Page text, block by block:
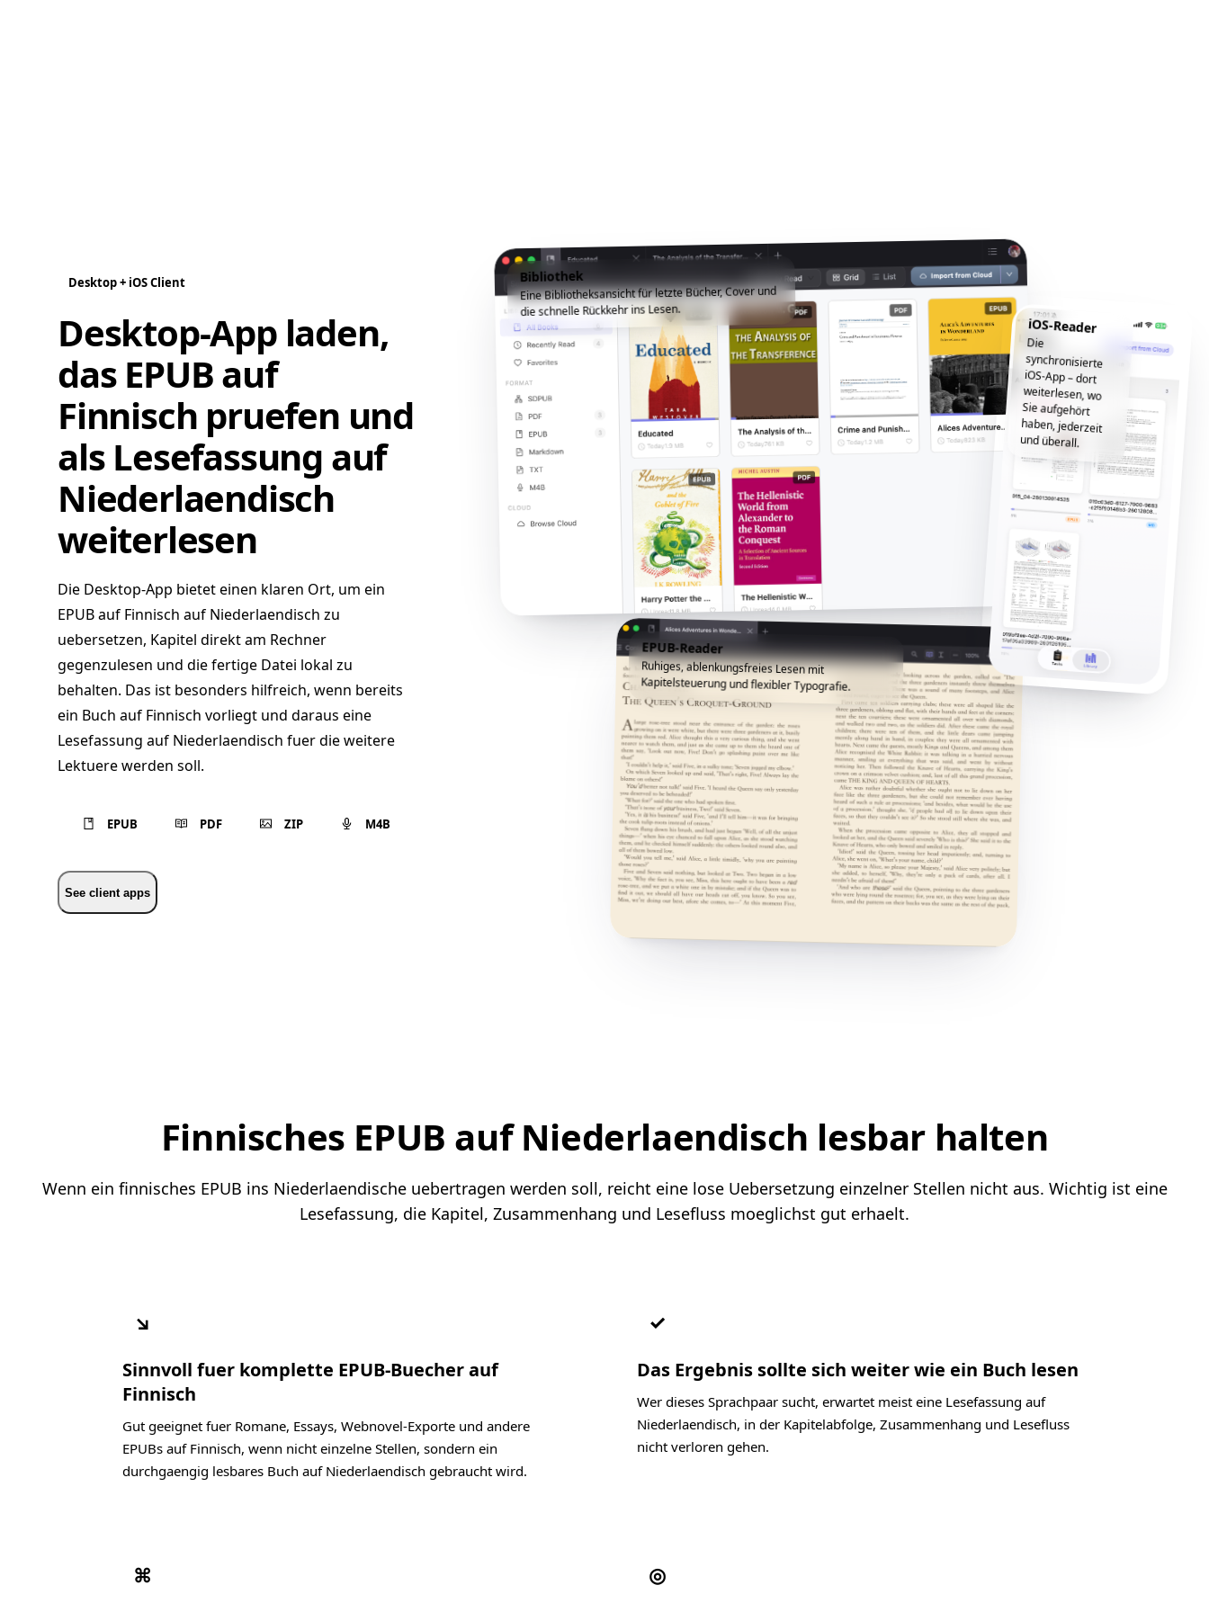
Desktop + iOS Client
Desktop-App laden,
das EPUB auf
Finnisch pruefen und
als Lesefassung auf
Niederlaendisch
weiterlesen
Die Desktop-App bietet einen klaren Ort, um ein
EPUB auf Finnisch auf Niederlaendisch zu
uebersetzen, Kapitel direkt am Rechner
gegenzulesen und die fertige Datei lokal zu
behalten. Das ist besonders hilfreich, wenn bereits
ein Buch auf Finnisch vorliegt und daraus eine
Lesefassung auf Niederlaendisch fuer die weitere
Lektuere werden soll.
EPUB PDF ZIP M4B
See client apps
Bibliothek
Eine Bibliotheksansicht für letzte Bücher, Cover und
die schnelle Rückkehr ins Lesen.
EPUB-Reader
Ruhiges, ablenkungsfreies Lesen mit
Kapitelsteuerung und flexibler Typografie.
iOS-Reader
Die
synchronisierte
iOS-App – dort
weiterlesen, wo
Sie aufgehört
haben, jederzeit
und überall.
Finnisches EPUB auf Niederlaendisch lesbar halten
Wenn ein finnisches EPUB ins Niederlaendische uebertragen werden soll, reicht eine lose Uebersetzung einzelner Stellen nicht aus. Wichtig ist eine
Lesefassung, die Kapitel, Zusammenhang und Lesefluss moeglichst gut erhaelt.
↘
Sinnvoll fuer komplette EPUB-Buecher auf
Finnisch
Gut geeignet fuer Romane, Essays, Webnovel-Exporte und andere
EPUBs auf Finnisch, wenn nicht einzelne Stellen, sondern ein
durchgaengig lesbares Buch auf Niederlaendisch gebraucht wird.
✓
Das Ergebnis sollte sich weiter wie ein Buch lesen
Wer dieses Sprachpaar sucht, erwartet meist eine Lesefassung auf
Niederlaendisch, in der Kapitelabfolge, Zusammenhang und Lesefluss
nicht verloren gehen.
⌘ ◎